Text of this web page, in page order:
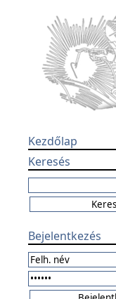
Kezdőlap
Keresés
Bejelentkezés